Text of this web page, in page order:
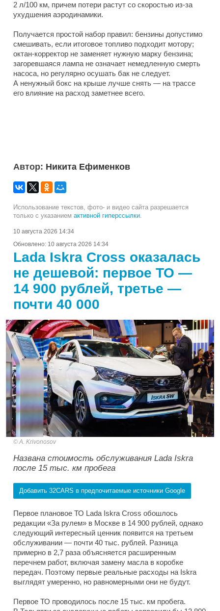
2 л/100 км, причем потери растут со скоростью из-за
ухудшения аэродинамики.
Получается простой набор правил: бензины допустимо
смешивать, если итоговое топливо подходит мотору;
октан-корректор не заменяет нужную марку бензина;
загоревшаяся лампа не означает немедленную смерть
насоса, но регулярно осушать бак не следует.
А ненужный бокс на крыше лучше снять — на трассе
его влияние на расход заметнее всего.
Автор: Никита Ефименков
Использование текстов, фото- и видео сайта разрешается
только с указанием активной гиперссылки.
10 августа 2026 14:34
Обновлено: 10 августа 2026 14:34
Lada Iskra Cross оказалась
не дешевой: первое ТО —
14 900 рублей, третье —
почти 40 000
A. Krivonosov
Названа стоимость обслуживания Lada Iskra
после 15 тыс. км пробега
Добавить 32CARS в предпочитаемые источники Google
Первое плановое ТО Lada Iskra Cross обошлось
редакции «За рулем» в Москве в 14 900 рублей, однако
следующий интересный ценник появится на третьем
обслуживании — почти 40 тыс. рублей. Разница
примерно в 2,7 раза объясняется расширенным
перечнем работ, включая замену масла в коробке
передач. Поэтому первые реальные расходы на Iskra
выглядят умеренно, но равномерными они не будут.
Первое ТО проводилось после 15 тыс. км пробега.